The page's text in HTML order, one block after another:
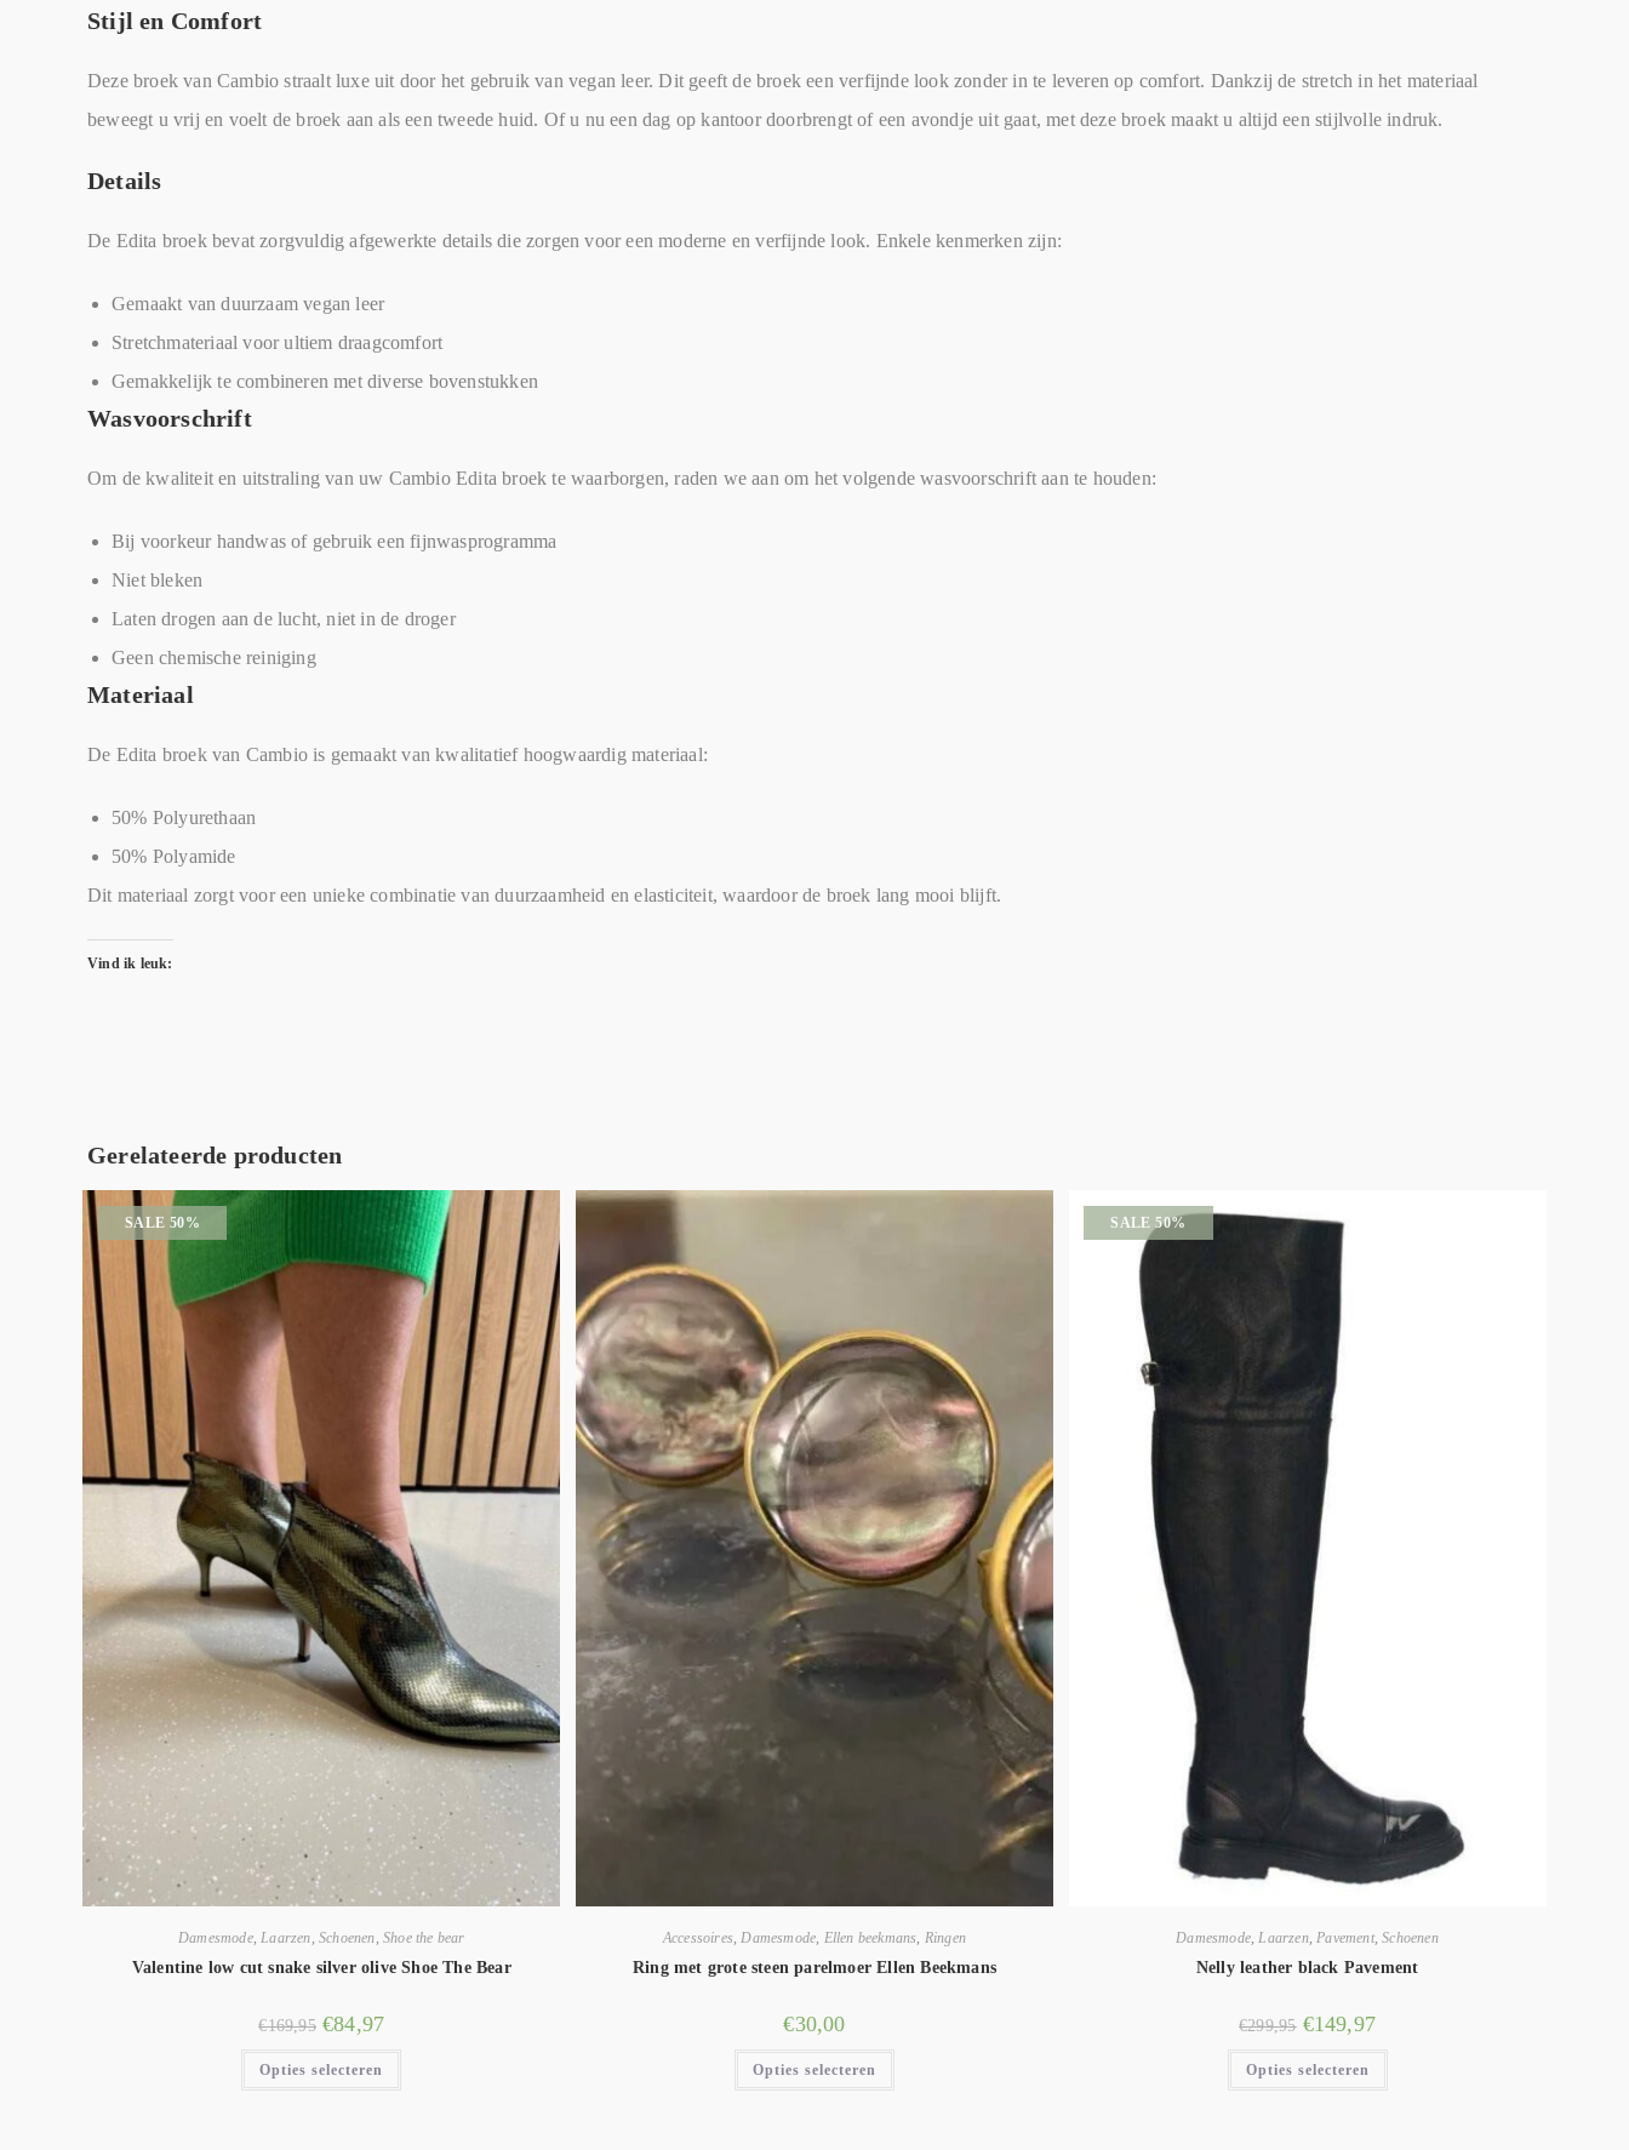
Stijl en Comfort
Deze broek van Cambio straalt luxe uit door het gebruik van vegan leer. Dit geeft de broek een verfijnde look zonder in te leveren op comfort. Dankzij de stretch in het materiaal
beweegt u vrij en voelt de broek aan als een tweede huid. Of u nu een dag op kantoor doorbrengt of een avondje uit gaat, met deze broek maakt u altijd een stijlvolle indruk.
Details
De Edita broek bevat zorgvuldig afgewerkte details die zorgen voor een moderne en verfijnde look. Enkele kenmerken zijn:
Gemaakt van duurzaam vegan leer
Stretchmateriaal voor ultiem draagcomfort
Gemakkelijk te combineren met diverse bovenstukken
Wasvoorschrift
Om de kwaliteit en uitstraling van uw Cambio Edita broek te waarborgen, raden we aan om het volgende wasvoorschrift aan te houden:
Bij voorkeur handwas of gebruik een fijnwasprogramma
Niet bleken
Laten drogen aan de lucht, niet in de droger
Geen chemische reiniging
Materiaal
De Edita broek van Cambio is gemaakt van kwalitatief hoogwaardig materiaal:
50% Polyurethaan
50% Polyamide
Dit materiaal zorgt voor een unieke combinatie van duurzaamheid en elasticiteit, waardoor de broek lang mooi blijft.
Vind ik leuk:
Gerelateerde producten
SALE 50%
Damesmode,Laarzen,Schoenen,Shoe the bear
Valentine low cut snake silver olive Shoe The Bear
€169,95 €84,97
Opties selecteren
Accessoires,Damesmode, Ellen beekmans, Ringen
Ring met grote steen parelmoer Ellen Beekmans
€30,00
Opties selecteren
SALE 50%
Damesmode,Laarzen,Pavement,Schoenen
Nelly leather black Pavement
€299,95 €149,97
Opties selecteren